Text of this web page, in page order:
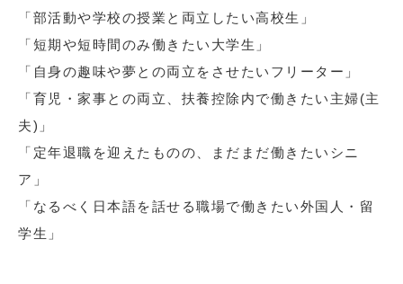
「部活動や学校の授業と両立したい高校生」
「短期や短時間のみ働きたい大学生」
「自身の趣味や夢との両立をさせたいフリーター」
「育児・家事との両立、扶養控除内で働きたい主婦(主
夫)」
「定年退職を迎えたものの、まだまだ働きたいシニ
ア」
「なるべく日本語を話せる職場で働きたい外国人・留
学生」